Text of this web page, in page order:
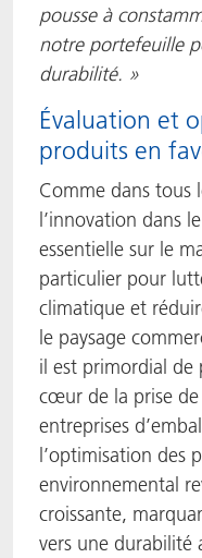
pousse à
notre portefeuille
durabilité. »
Évaluation et
produits en
Comme dans tous
l’innovation dans
essentielle sur le
particulier pour
climatique et
le paysage
il est primordial de
cœur de la prise de
entreprises
l’optimisation des
environnemental
croissante,
vers une durabilité